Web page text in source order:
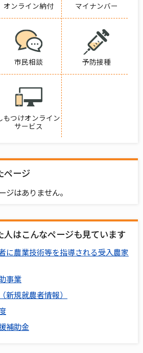
オンライン納付 マイナンバー
市民相談 予防接種
もつけオンライン
サービス
ページ
ジはありません。
人はこんなページも見ています
に農業技術等を指導される受入農家
事業
新規就農者情報）
補助金